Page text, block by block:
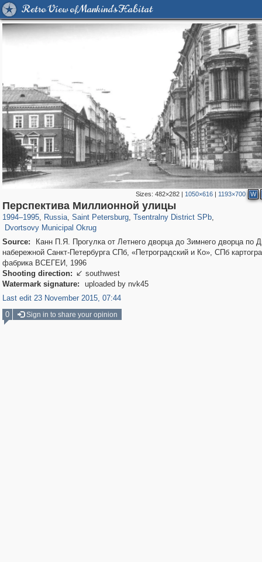
Retro View of Mankind's Habitat
Sizes:482×282 | 1050×616 | 1193×700 W
Перспектива Миллионной улицы
1994–1995, Russia
1,406,519 29,243
, Saint Petersburg
197,153 5,709
, Tsentralny District SPb
50,242 1,833
,
Dvortsovy Municipal Okrug
22,587 1,098
Source:
Канн П.Я. Прогулка от Летнего дворца до Зимнего дворца по
набережной Санкт-Петербурга СПб, «Петроградский и Ко», СПб
фабрика ВСЕГЕИ, 1996
Shooting direction:  southwest
Watermark signature:
uploaded by nvk45
Last edit 23 November 2015, 07:44
0
Sign in to share your opinion